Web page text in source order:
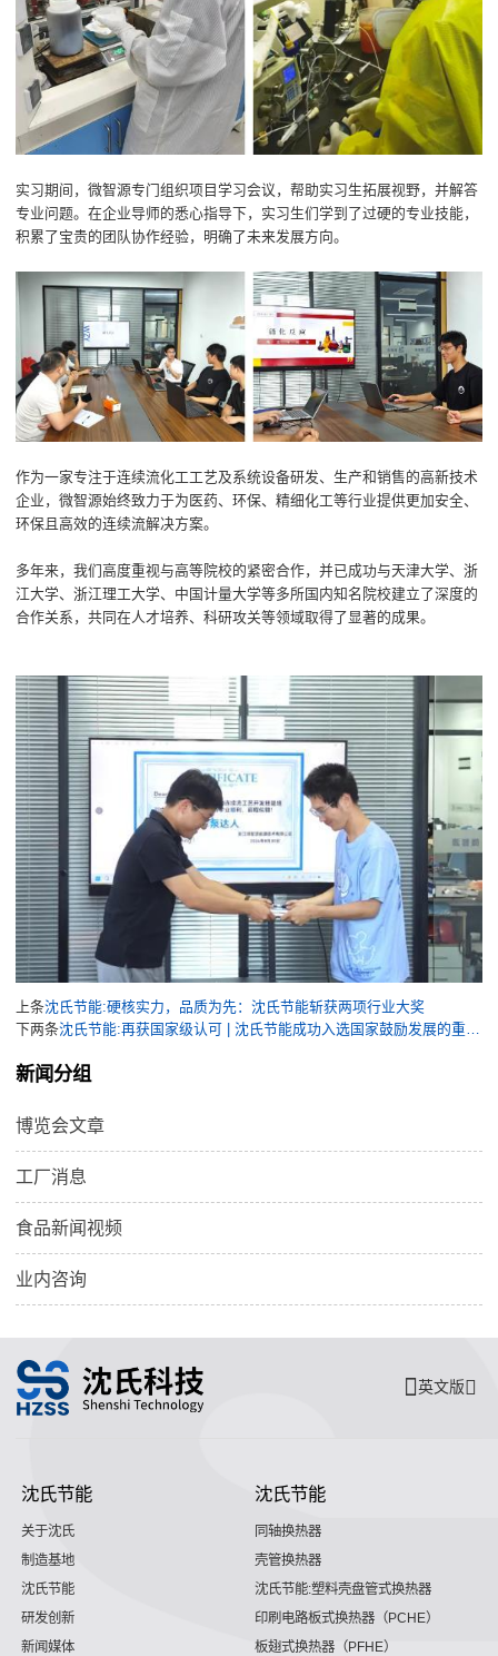
实习期间，微智源专门组织项目学习会议，帮助实习生拓展视野，并解答
专业问题。在企业导师的悉心指导下，实习生们学到了过硬的专业技能，
积累了宝贵的团队协作经验，明确了未来发展方向。
作为一家专注于连续流化工工艺及系统设备研发、生产和销售的高新技术
企业，微智源始终致力于为医药、环保、精细化工等行业提供更加安全、
环保且高效的连续流解决方案。
多年来，我们高度重视与高等院校的紧密合作，并已成功与天津大学、浙
江大学、浙江理工大学、中国计量大学等多所国内知名院校建立了深度的
合作关系，共同在人才培养、科研攻关等领域取得了显著的成果。
上条沈氏节能:硬核实力，品质为先：沈氏节能斩获两项行业大奖
下两条
沈氏节能:再获国家级认可 | 沈氏节能成功入选国家鼓励发展的重大环保技术装备目录
新闻分组
博览会文章
工厂消息
食品新闻视频
业内咨询
英文版
沈氏节能
关于沈氏
制造基地
沈氏节能
研发创新
新闻媒体
沈氏节能
同轴换热器
壳管换热器
沈氏节能:塑料壳盘管式换热器
印刷电路板式换热器（PCHE）
板翅式换热器（PFHE）